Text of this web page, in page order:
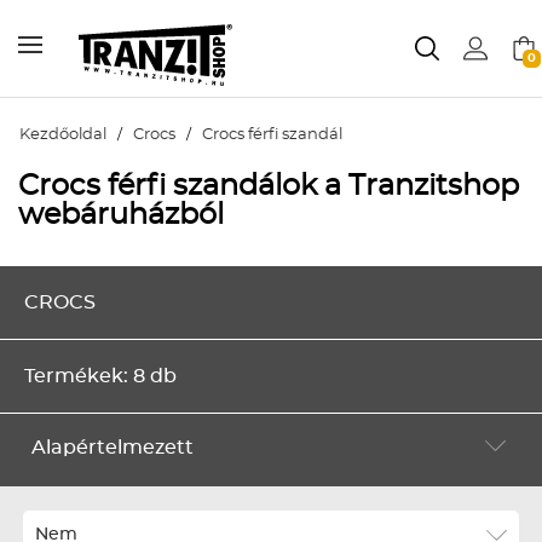
0
Kezdőoldal / Crocs / Crocs férfi szandál
Crocs férfi szandálok a Tranzitshop
webáruházból
CROCS
Termékek: 8 db
Alapértelmezett
Alapértelmezett
Legújabbak
Nem